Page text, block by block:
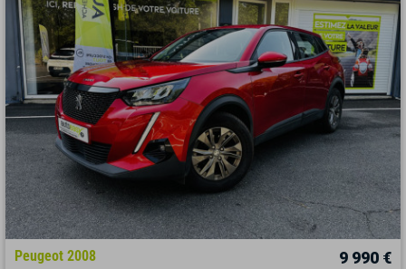
Peugeot 2008 9 990 €